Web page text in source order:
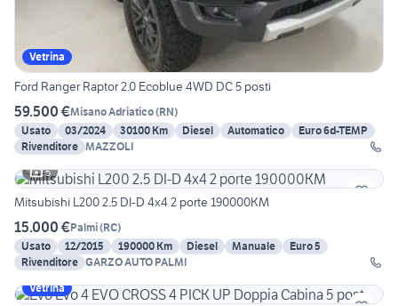
Vetrina
Ford Ranger Raptor 2.0 Ecoblue 4WD DC 5 posti
59.500 €Misano Adriatico(RN)
Usato
03/2024 30100 Km Diesel Automatico
Euro 6d-TEMP
Rivenditore MAZZOLI
5
Mitsubishi L200 2.5 DI-D 4x4 2 porte 190000KM
15.000 €Palmi(RC)
Usato
12/2015 190000 Km Diesel Manuale
Euro 5
Rivenditore GARZO AUTO PALMI
Vetrina